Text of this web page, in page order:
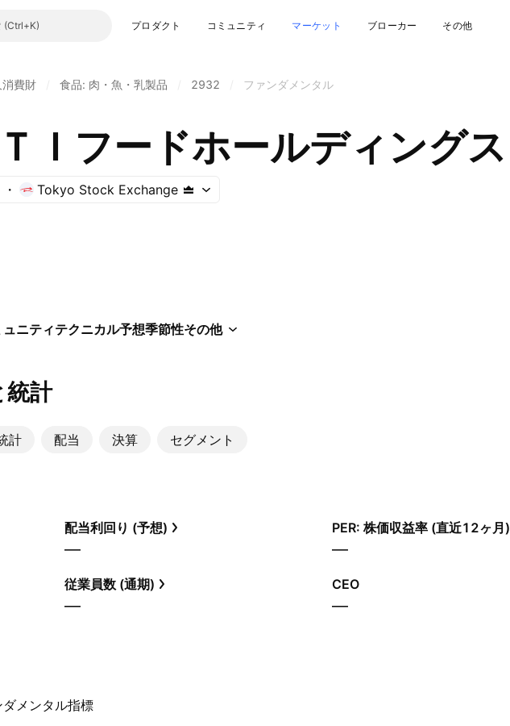
プロダクト コミュニティ マーケット ブローカー その他
費財 食品: 肉・魚・乳製品 2932 ファンダメンタル
Ｉフードホールディングス
Tokyo Stock Exchange
ュニティテクニカル予想季節性その他
統計
計 配当 決算 セグメント
配当利回り (予想)
—
PER: 株価収益率 (直近12ヶ月)
—
従業員数 (通期)
—
CEO
—
メンタル指標